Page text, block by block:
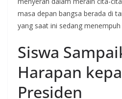
masa depan bangsa berada di
yang saat ini sedang menempuh
Siswa
Harapan
Presiden